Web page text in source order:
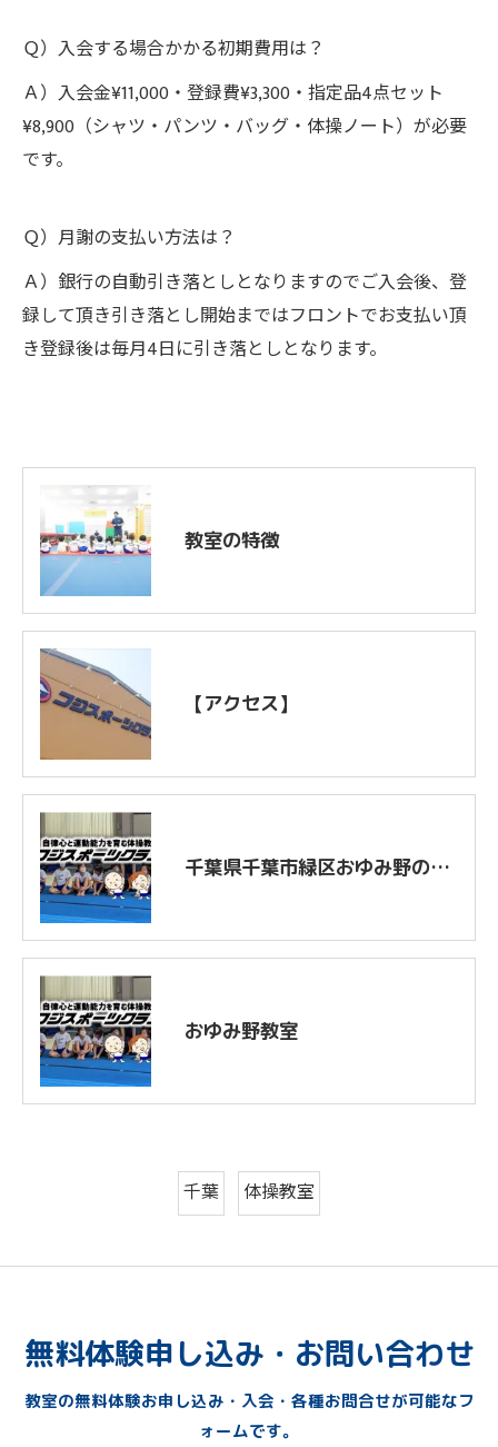
Ｑ）入会する場合かかる初期費用は？
Ａ）入会金¥11,000・登録費¥3,300・指定品4点セット
¥8,900（シャツ・パンツ・バッグ・体操ノート）が必要
です。
Ｑ）月謝の支払い方法は？
Ａ）銀行の自動引き落としとなりますのでご入会後、登
録して頂き引き落とし開始まではフロントでお支払い頂
き登録後は毎月4日に引き落としとなります。
教室の特徴
【アクセス】
千葉県千葉市緑区おゆみ野の体操教室はフジスポーツクラブ|成果と自律2つ達成
おゆみ野教室
千葉 体操教室
無料体験申し込み・お問い合わせ
教室の無料体験お申し込み・入会・各種お問合せが可能なフ
ォームです。